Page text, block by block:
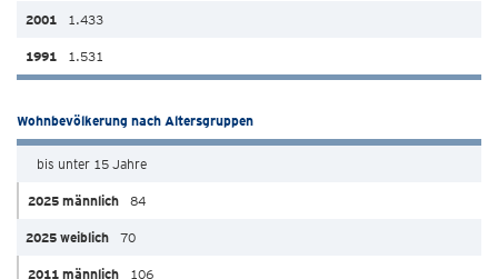
1.433
1.531
Wohnbevölkerung nach Altersgruppen
bis unter 15 Jahre
84
70
106